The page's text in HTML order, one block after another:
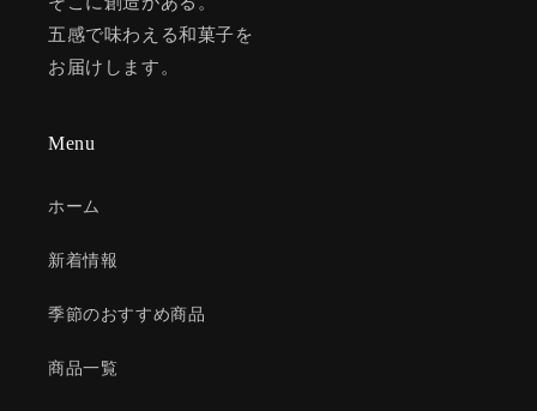
五感で味わえる和菓子を
お届けします。
Menu
ホーム
新着情報
季節のおすすめ商品
商品一覧